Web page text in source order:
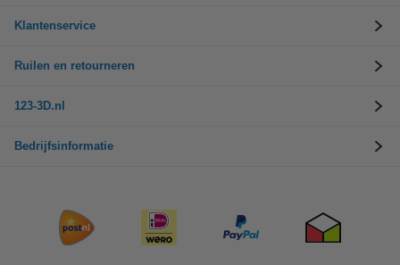
Klantenservice
Ruilen en retourneren
123-3D.nl
Bedrijfsinformatie